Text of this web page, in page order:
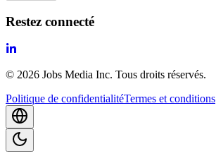
Restez connecté
© 2026 Jobs Media Inc. Tous droits réservés.
Politique de confidentialitéTermes et conditions